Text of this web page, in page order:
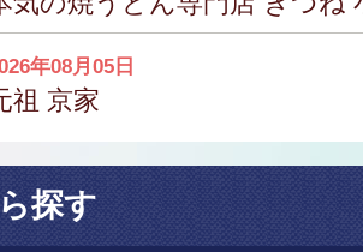
年08月05日
祖 京家
探す